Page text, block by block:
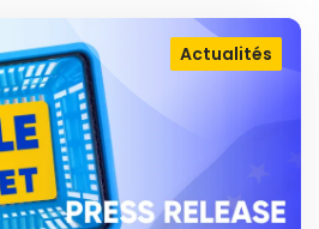
Actualités